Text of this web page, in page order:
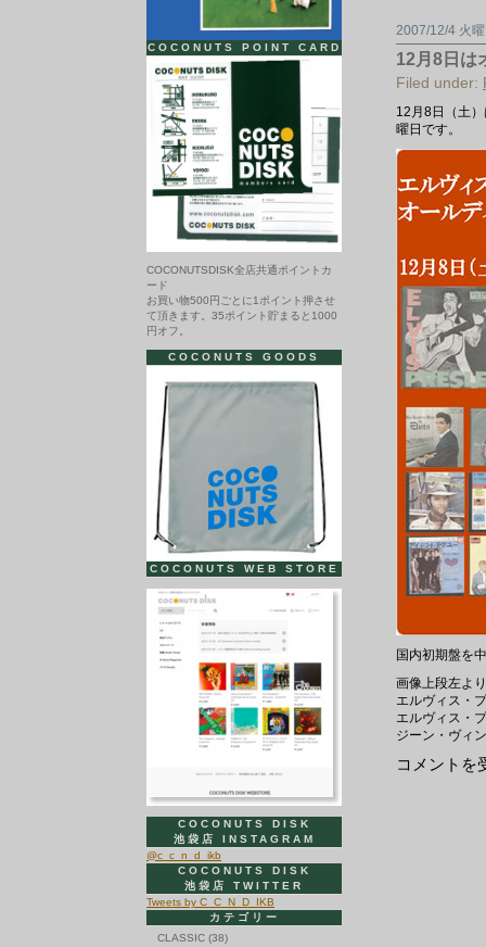
レ
ス
リ
ー
オ
ー
デ
ー
ズ
廃
コ
ー
ド
セ
ー
ル
は
2007/12/4 火
12月8日は
Filed under:
12月8日（土
曜日です。
国内初期盤を
画像上段左よ
エルヴィス・
エルヴィス・
ジーン・ヴィ
12
コメントを
COCONUTS POINT CARD
COCONUTSDISK全店共通ポイントカ
ード
お買い物500円ごとに1ポイント押させ
て頂きます。35ポイント貯まると1000
円オフ。
COCONUTS GOODS
COCONUTS WEB STORE
COCONUTS DISK
池袋店 INSTAGRAM
@c_c_n_d_ikb
COCONUTS DISK
池袋店 TWITTER
Tweets by C_C_N_D_IKB
カテゴリー
CLASSIC (38)